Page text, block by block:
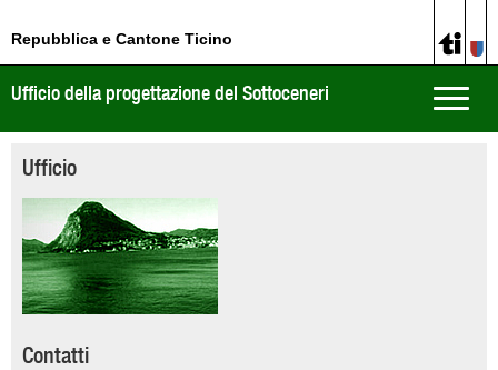
Repubblica e Cantone Ticino
Toggle
Ufficio della progettazione del Sottoceneri
Ufficio
Contatti